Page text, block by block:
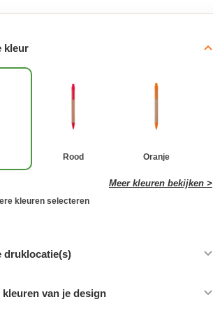
kleur
Rood Oranje
Meer kleuren bekijken >
kleuren selecteren
druklocatie(s)
kleuren van je design